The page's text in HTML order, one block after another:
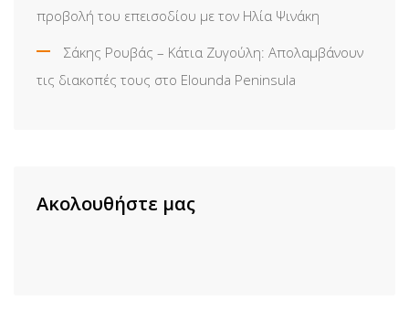
προβολή του επεισοδίου με τον Ηλία Ψινάκη
Σάκης Ρουβάς – Κάτια Ζυγούλη: Απολαμβάνουν
τις διακοπές τους στο Elounda Peninsula
Ακολουθήστε μας